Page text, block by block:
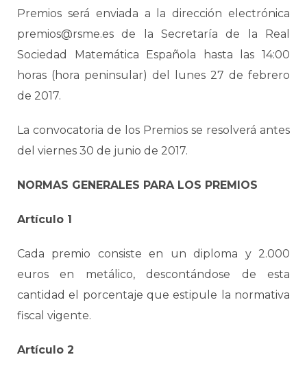
Premios será enviada a la dirección electrónica
premios@rsme.es de la Secretaría de la Real
Sociedad Matemática Española hasta las 14:00
horas (hora peninsular) del lunes 27 de febrero
de 2017.
La convocatoria de los Premios se resolverá antes
del viernes 30 de junio de 2017.
NORMAS GENERALES PARA LOS PREMIOS
Artículo 1
Cada premio consiste en un diploma y 2.000
euros en metálico, descontándose de esta
cantidad el porcentaje que estipule la normativa
fiscal vigente.
Artículo 2